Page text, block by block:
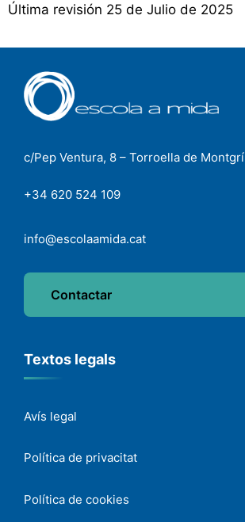
Última revisión 25 de Julio de 2025
c/Pep Ventura, 8 – Torroella de Montgrí
+34 620 524 109
info@escolaamida.cat
Contactar
Textos legals
Avís legal
Política de privacitat
Política de cookies